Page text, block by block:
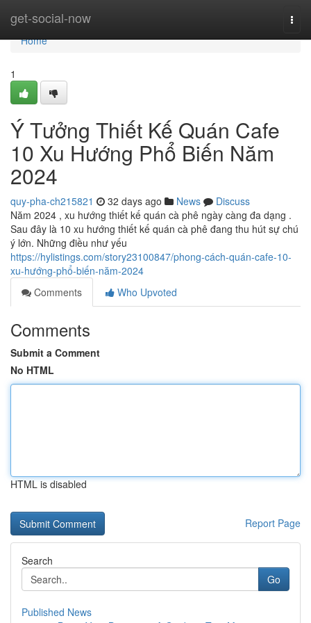
get-social-now
Home
Home
1
Ý Tưởng Thiết Kế Quán Cafe
10 Xu Hướng Phổ Biến Năm
2024
quy-pha-ch215821 32 days ago News
Discuss
Năm 2024 , xu hướng thiết kế quán cà phê ngày càng đa dạng .
Sau đây là 10 xu hướng thiết kế quán cà phê đang thu hút sự chú
ý lớn. Những điều như yếu
https://hylistings.com/story23100847/phong-cách-quán-cafe-10-
xu-hướng-phổ-biến-năm-2024
Comments
Who Upvoted
Comments
Submit a Comment
No HTML
HTML is disabled
Report Page
Search
Go
Published News